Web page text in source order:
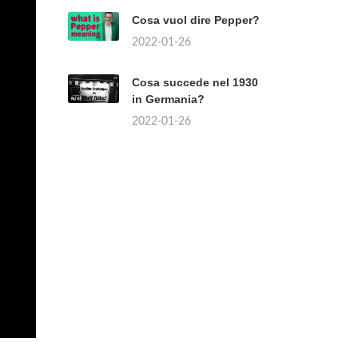
Cosa vuol dire Pepper?
2022-01-26
Cosa succede nel 1930
in Germania?
2022-01-26